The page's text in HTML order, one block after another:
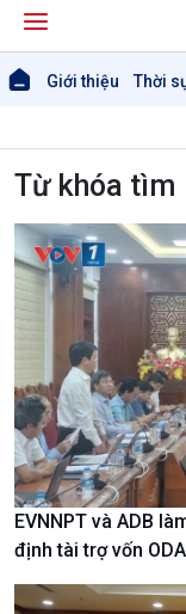
Giới thiệu Thời
Từ khóa tìm
EVNNPT và ADB
định tài trợ vốn